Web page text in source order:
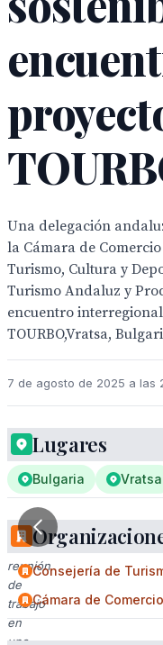
Una delegación
la Cámara de
Turismo, Cultura y
Turismo Andaluz y
encuentro
TOURBO,Vratsa,
7 de agosto de 2025 a las
Una
reunión
de
trabajo
en
una
Lugares
Bulgaria Vratsa
Consejería de
Cámara de